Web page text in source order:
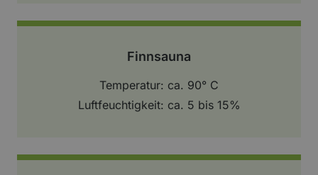
Finnsauna
Temperatur: ca. 90° C
Luftfeuchtigkeit: ca. 5 bis 15%